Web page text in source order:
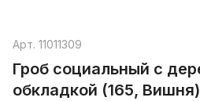
Арт. 11011309
Гроб социальный с
обкладкой (165, Вишня)